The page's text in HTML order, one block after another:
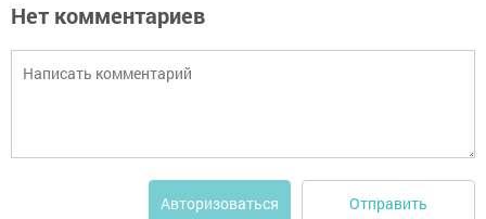
Нет комментариев
Авторизоваться Отправить